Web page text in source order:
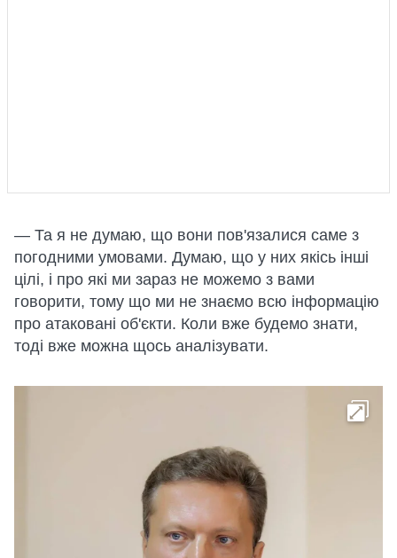
— Та я не думаю, що вони пов'язалися саме з
погодними умовами. Думаю, що у них якісь інші
цілі, і про які ми зараз не можемо з вами
говорити, тому що ми не знаємо всю інформацію
про атаковані об'єкти. Коли вже будемо знати,
тоді вже можна щось аналізувати.